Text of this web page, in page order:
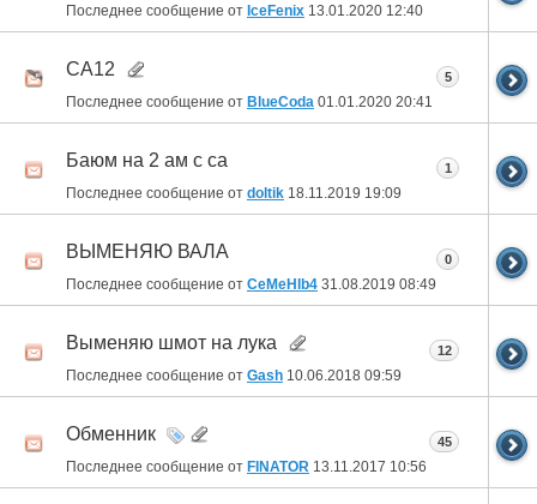
Последнее сообщение от IceFenix 13.01.2020 12:40
CA12
Последнее сообщение от BlueCoda 01.01.2020 20:41
5
Баюм на 2 ам с са
Последнее сообщение от doltik 18.11.2019 19:09
1
ВЫМЕНЯЮ ВАЛА
Последнее сообщение от CeMeHIb4 31.08.2019 08:49
0
Выменяю шмот на лука
Последнее сообщение от Gash 10.06.2018 09:59
12
Обменник
Последнее сообщение от FINATOR 13.11.2017 10:56
45